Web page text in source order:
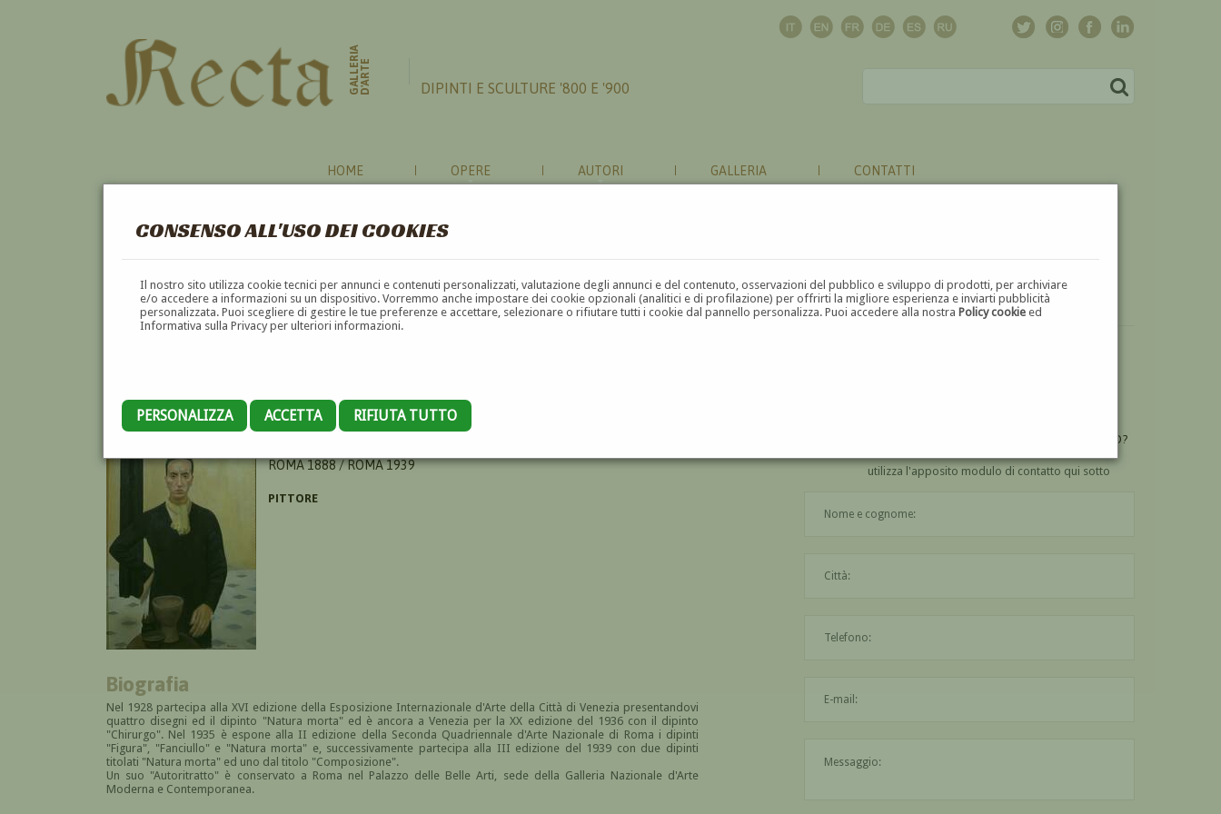
CONSENSO ALL'USO DEI COOKIES
Il nostro sito utilizza cookie tecnici per annunci e contenuti personalizzati, valutazione degli annunci e del contenuto, osservazioni del pubblico e sviluppo di prodotti, per archiviare
e/o accedere a informazioni su un dispositivo. Vorremmo anche impostare dei cookie opzionali (analitici e di profilazione) per offrirti la migliore esperienza e inviarti pubblicità
personalizzata. Puoi scegliere di gestire le tue preferenze e accettare, selezionare o rifiutare tutti i cookie dal pannello personalizza. Puoi accedere alla nostraPolicy cookie ed
Informativa sulla Privacy per ulteriori informazioni.
PERSONALIZZA ACCETTA RIFIUTA TUTTO
GALLERIAD'ARTE DIPINTI E SCULTURE '800 E '900
HOME OPERE AUTORI GALLERIA CONTATTI
LUIGI TRIFOGLIO
ROMA 1888 / ROMA 1939
PITTORE
Biografia
Nel 1928 partecipa alla XVI edizione della Esposizione Internazionale d'Arte della Città di Venezia presentandovi
quattro disegni ed il dipinto "Natura morta" ed è ancora a Venezia per la XX edizione del 1936 con il dipinto
"Chirurgo". Nel 1935 è espone alla II edizione della Seconda Quadriennale d'Arte Nazionale di Roma i dipinti
"Figura", "Fanciullo" e "Natura morta" e, successivamente partecipa alla III edizione del 1939 con due dipinti
titolati "Natura morta" ed uno dal titolo "Composizione".
Un suo "Autoritratto" è conservato a Roma nel Palazzo delle Belle Arti, sede della Galleria Nazionale d'Arte
Moderna e Contemporanea.
UN'OPERA DI LUIGI TRIFOGLIO?
utilizza l'apposito modulo di contatto qui sotto